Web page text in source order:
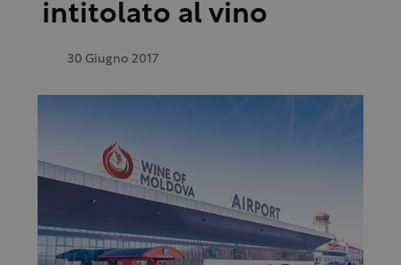
intitolato al vino
30 Giugno 2017